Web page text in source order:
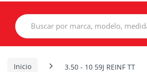
Search
for:
Inicio 3.50 - 10 59J REINF TT